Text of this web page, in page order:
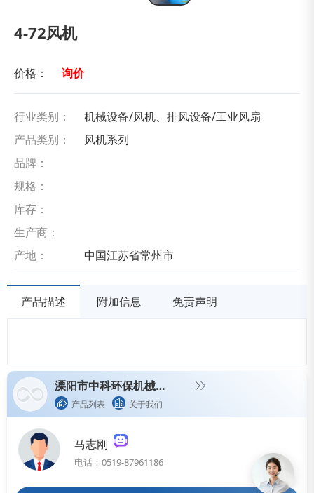
4-72风机
价格： 询价
行业类别：
机械设备/风机、排风设备/工业风扇
产品类别：
风机系列
品牌：
规格：
库存：
生产商：
产地：
中国江苏省常州市
产品描述 附加信息 免责声明
溧阳市中科环保机械有限公司
产品列表 关于我们
马志刚
电话：0519-87961186